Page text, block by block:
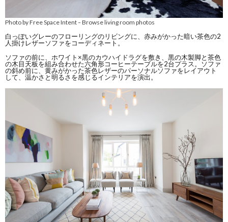
Photo by Free Space Intent–Browse living room photos
白っぽいグレーのフローリングのリビングに、赤みがかった暗い茶色の2
人掛けレザーソファをコーディネート。
ソファの前に、ホワイト×黒のカウハイドラグを敷き、黒の木製脚と茶色
の木目天板を組み合わせた六角形コーヒーテーブルを2台プラス。ソファ
の斜め前に、黄みがかった茶色レザーのパーソナルソファをレイアウト
して、温かさと明るさを感じるインテリアを演出。